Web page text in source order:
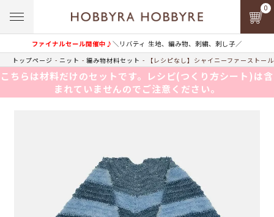
ファイナルセール開催中♪＼リバティ 生地、編み物、刺繍、刺し子／
0
トップページ ニット 編み物材料セット 【レシピなし】シャイニーファーストー
こちらは材料だけのセットです。レシピ(つくり方シート)は含
まれていませんのでご注意ください。